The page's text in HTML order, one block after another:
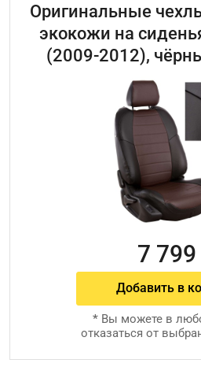
Оригинальные
экокожи на
(2009-2012),
7 799
Добавить в
* Вы можете в
отказаться от